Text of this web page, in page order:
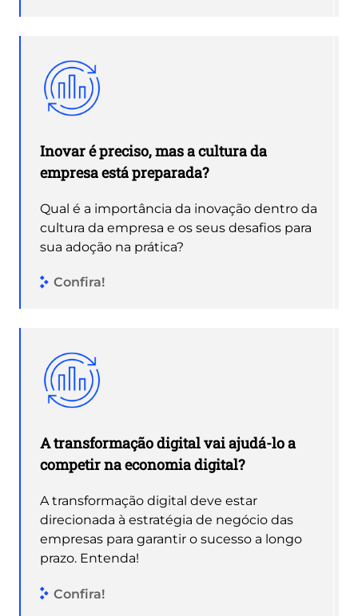
Inovar é preciso, mas a cultura da
empresa está preparada?
Qual é a importância da inovação dentro da
cultura da empresa e os seus desafios para
sua adoção na prática?
Confira!
A transformação digital vai ajudá-lo a
competir na economia digital?
A transformação digital deve estar
direcionada à estratégia de negócio das
empresas para garantir o sucesso a longo
prazo. Entenda!
Confira!